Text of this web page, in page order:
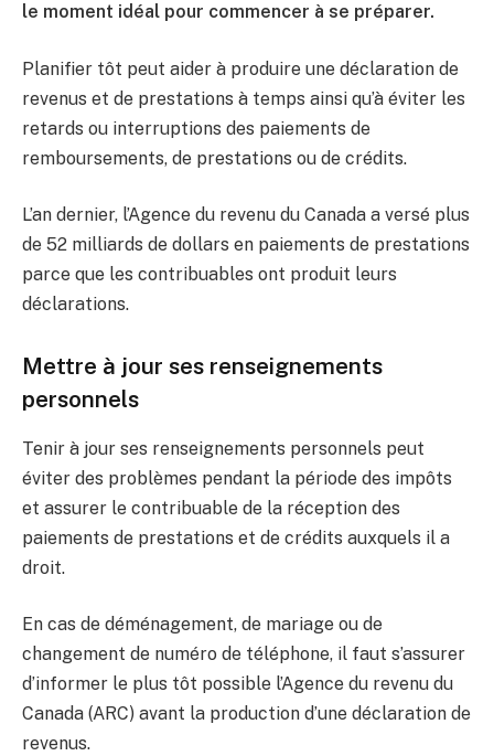
le moment idéal pour commencer à se préparer.
Planifier tôt peut aider à produire une déclaration de
revenus et de prestations à temps ainsi qu’à éviter les
retards ou interruptions des paiements de
remboursements, de prestations ou de crédits.
L’an dernier, l’Agence du revenu du Canada a versé plus
de 52 milliards de dollars en paiements de prestations
parce que les contribuables ont produit leurs
déclarations.
Mettre à jour ses renseignements
personnels
Tenir à jour ses renseignements personnels peut
éviter des problèmes pendant la période des impôts
et assurer le contribuable de la réception des
paiements de prestations et de crédits auxquels il a
droit.
En cas de déménagement, de mariage ou de
changement de numéro de téléphone, il faut s’assurer
d’informer le plus tôt possible l’Agence du revenu du
Canada (ARC) avant la production d’une déclaration de
revenus.